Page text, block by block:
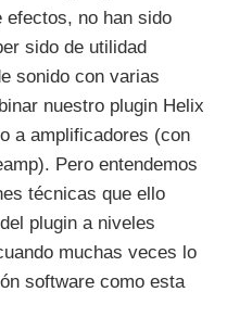
efectos, no han sido
sido de utilidad
sonido con varias
nuestro plugin Helix
a amplificadores (con
Pero entendemos
técnicas que ello
plugin a niveles
muchas veces lo
software como esta